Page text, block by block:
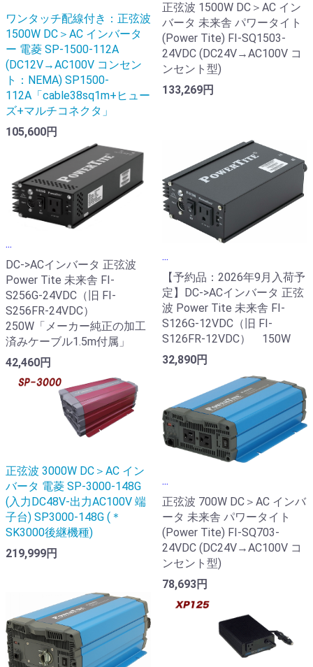
ワンタッチ配線付き：正弦波
1500W DC＞AC インバータ
ー 電菱 SP-1500-112A
(DC12V→AC100V コンセン
ト：NEMA) SP1500-
112A「cable38sq1m+ヒュー
ズ+マルチコネクタ」
105,600円
正弦波 1500W DC＞AC イン
バータ 未来舎 パワータイト
(Power Tite) FI-SQ1503-
24VDC (DC24V→AC100V コ
ンセント型)
133,269円
...
DC->ACインバータ 正弦波
Power Tite 未来舎 FI-
S256G-24VDC（旧 FI-
S256FR-24VDC）
250W「メーカー純正の加工
済みケーブル1.5m付属」
42,460円
...
【予約品：2026年9月入荷予
定】DC->ACインバータ 正弦
波 Power Tite 未来舎 FI-
S126G-12VDC（旧 FI-
S126FR-12VDC） 150W
32,890円
正弦波 3000W DC＞AC イン
バータ 電菱 SP-3000-148G
(入力DC48V-出力AC100V 端
子台) SP3000-148G (＊
SK3000後継機種)
219,999円
...
正弦波 700W DC＞AC インバ
ータ 未来舎 パワータイト
(Power Tite) FI-SQ703-
24VDC (DC24V→AC100V コ
ンセント型)
78,693円